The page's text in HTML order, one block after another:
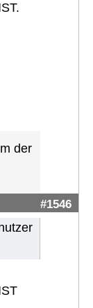
der
#1546